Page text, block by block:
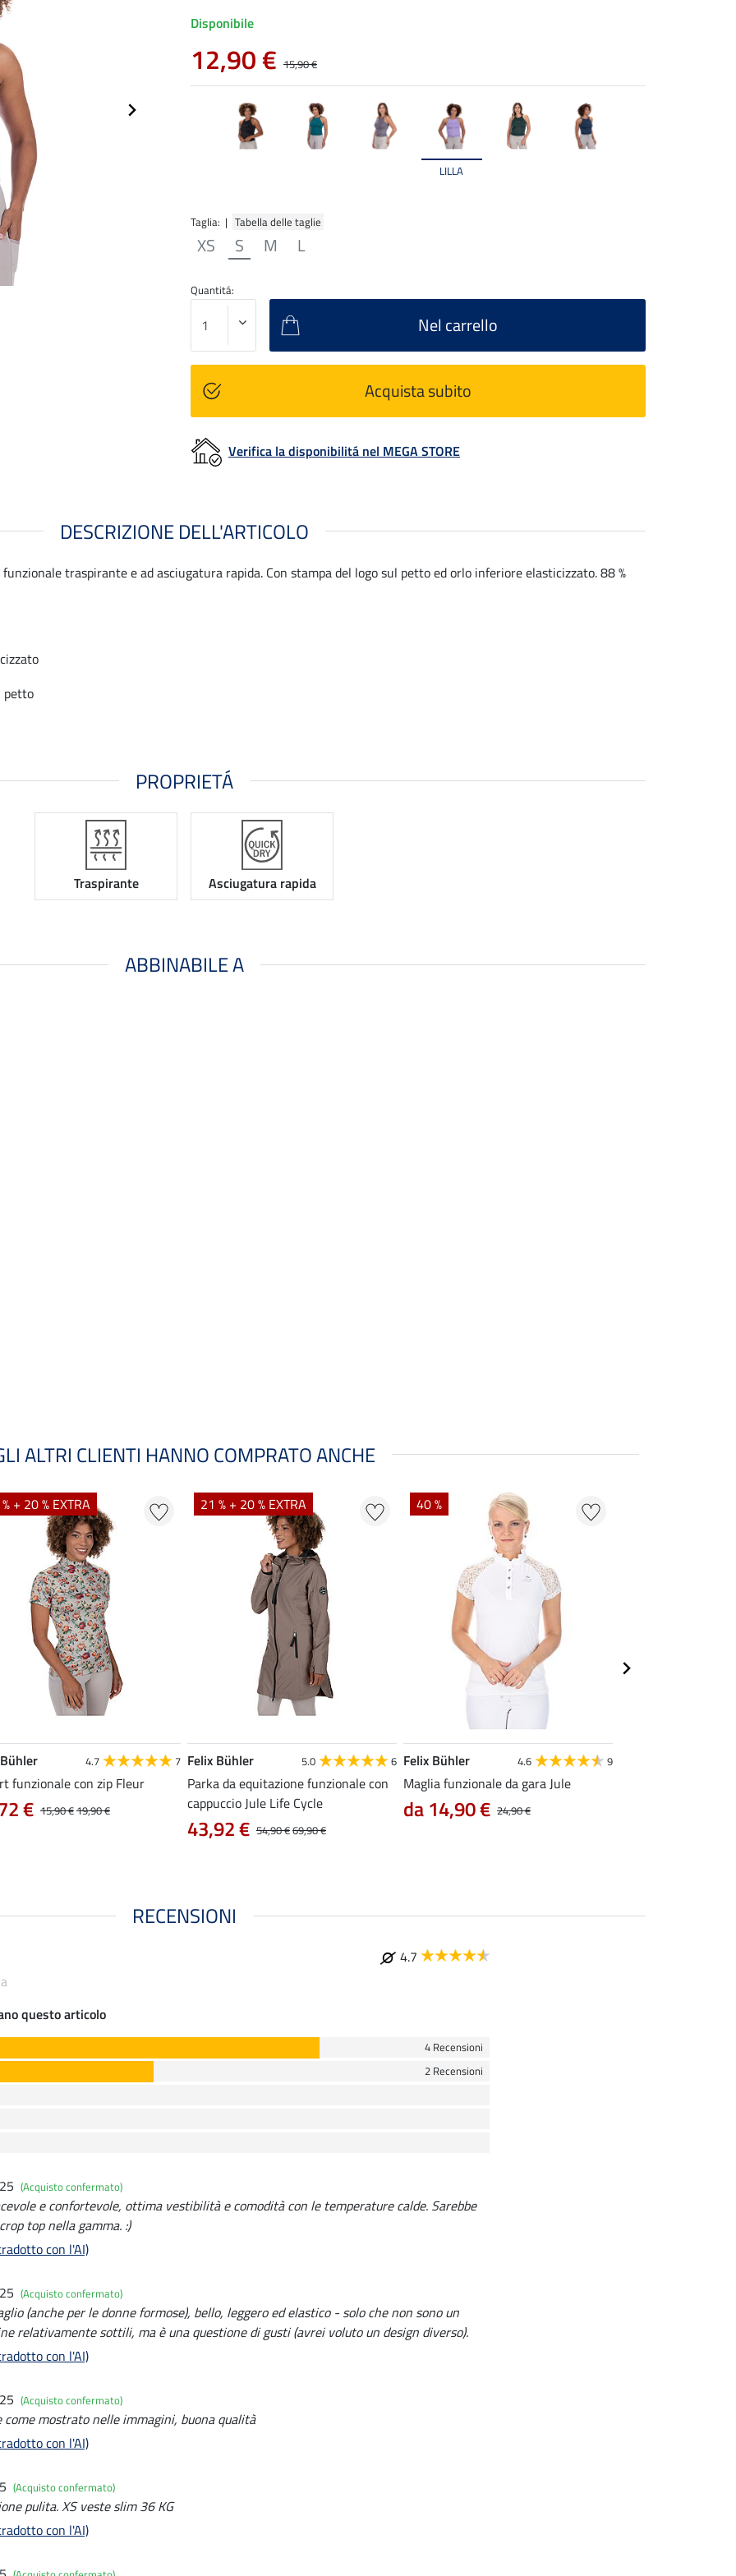
LILLA
Taglia: | Tabella delle taglie
XS S M L
Disponibile
12,90 € 15,90 €
Quantitá:
Nel carrello
Acquista subito
Verifica la disponibilitá nel MEGA STORE
DESCRIZIONE DELL'ARTICOLO
traspirante e ad asciugatura rapida. Con stampa del logo sul petto ed orlo inferiore elasticizzato. 88 %
petto
PROPRIETÁ
Traspirante Asciugatura rapida
ABBINABILE A
ALTRI CLIENTI HANNO COMPRATO ANCHE
+ 20 % EXTRA
4.7 7
funzionale con zip Fleur
15,90 €19,90 €
€
21 % + 20 % EXTRA
Felix Bühler 5.0 6
Parka da equitazione funzionale con
cappuccio Jule Life Cycle
54,90 €69,90 €
43,92 €
40 %
Felix Bühler 4.6 9
Maglia funzionale da gara Jule
24,90 €
da 14,90 €
RECENSIONI
4.7
questo articolo
4 Recensioni
2 Recensioni
(Acquisto confermato)
e confortevole, ottima vestibilità e comodità con le temperature calde. Sarebbe
top nella gamma. :)
con l'AI)
(Acquisto confermato)
(anche per le donne formose), bello, leggero ed elastico - solo che non sono un
relativamente sottili, ma è una questione di gusti (avrei voluto un design diverso).
con l'AI)
(Acquisto confermato)
mostrato nelle immagini, buona qualità
con l'AI)
(Acquisto confermato)
pulita. XS veste slim 36 KG
con l'AI)